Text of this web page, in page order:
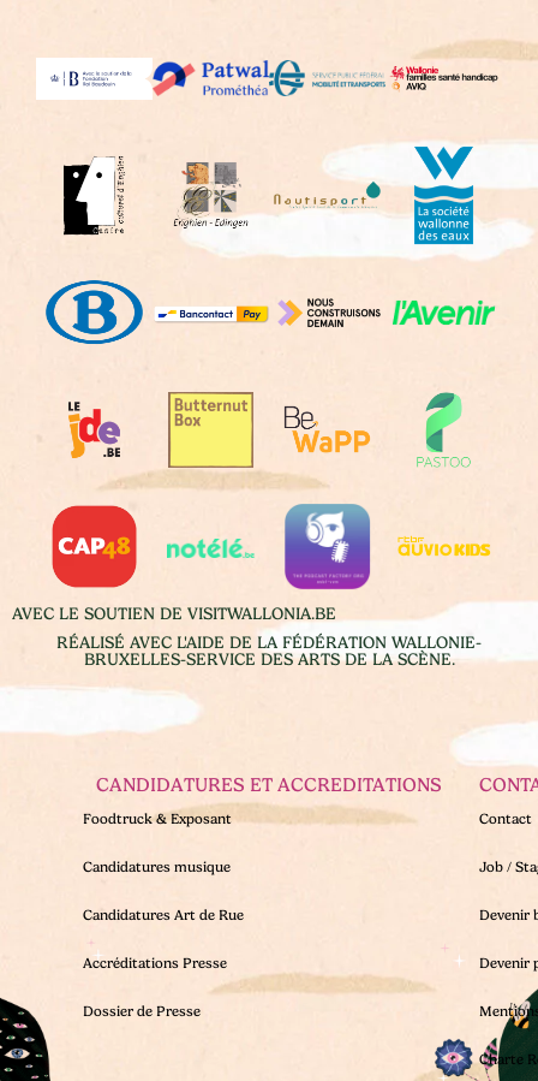
AVEC LE SOUTIEN DE VISITWALLONIA.BE
RÉALISÉ AVEC L'AIDE DE LA FÉDÉRATION WALLONIE-
BRUXELLES-SERVICE DES ARTS DE LA SCÈNE.
CANDIDATURES ET ACCREDITATIONS
Foodtruck & Exposant
Candidatures musique
Candidatures Art de Rue
Accréditations Presse
Dossier de Presse
Contact
Job /
Devenir
Devenir
Charte